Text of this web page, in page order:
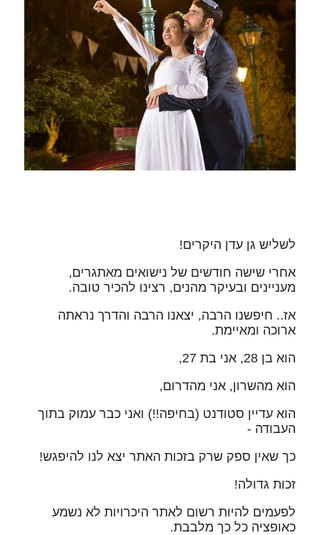
לשליש גן עדן היקרים!
אחרי שישה חודשים של נישואים מאתגרים,
מעניינים ובעיקר מהנים, רצינו להכיר טובה.
אז.. חיפשנו הרבה, יצאנו הרבה והדרך נראתה
ארוכה ומאיימת.
הוא בן 28, אני בת 27,
הוא מהשרון, אני מהדרום,
הוא עדיין סטודנט (בחיפה!!) ואני כבר עמוק בתוך
העבודה -
כך שאין ספק שרק בזכות האתר יצא לנו להיפגש!
זכות גדולה!
לפעמים להיות רשום לאתר היכרויות לא נשמע
כאופציה כל כך מלבבת.